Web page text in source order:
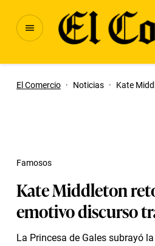
El Comercio · Noticias · Kate
Kate Middleton
emotivo discurso
La Princesa de Gales subrayó
Famosos